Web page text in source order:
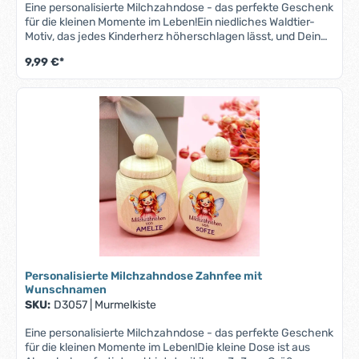
Eine personalisierte Milchzahndose - das perfekte Geschenk
für die kleinen Momente im Leben!Ein niedliches Waldtier-
Motiv, das jedes Kinderherz höherschlagen lässt, und Dein
Unikat.Die kleine Dose ist aus Ahornholz gefertigt und bietet
mit ihren 3x3 cm Größe ausreichend Platz für die wertvollen
Erinnerungstücke Deines Kindes. Der sichere
Schraubverschluss bewahrt die kleinen Schätze sicher
auf.Ob zur Taufe, zum Geburtstag oder einfach als kleine
Aufmerksamkeit – diese Milchzahndose ist eine zauberhafte
Geschenkidee, die Freude bereitet und Erinnerungen
bewahrt.Bitte beachte, dass bei längeren Namen der Druck
entsprechend kleiner ausfallen kann, um auf die Zahndose
9,99 €*
Personalisierte Milchzahndose Zahnfee mit
Wunschnamen
SKU: D3057 Murmelkiste
Eine personalisierte Milchzahndose - das perfekte Geschenk
für die kleinen Momente im Leben!Die kleine Dose ist aus